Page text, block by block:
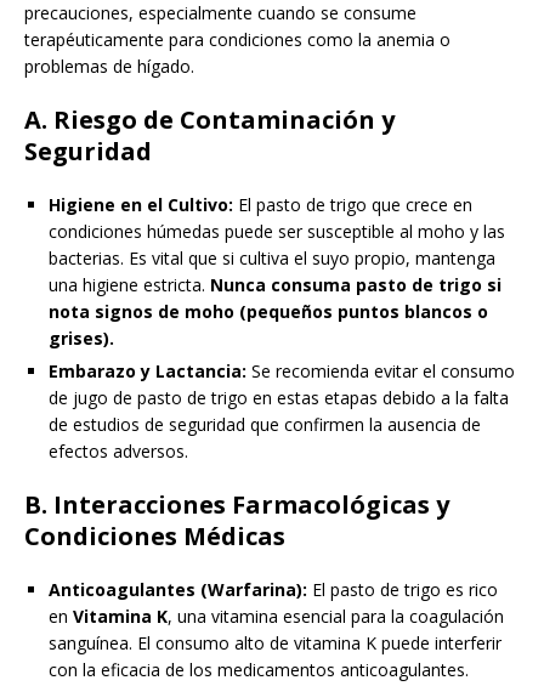
precauciones, especialmente cuando se consume
terapéuticamente para condiciones como la anemia o
problemas de hígado.
A. Riesgo de Contaminación y
Seguridad
Higiene en el Cultivo: El pasto de trigo que crece en
condiciones húmedas puede ser susceptible al moho y las
bacterias. Es vital que si cultiva el suyo propio, mantenga
una higiene estricta. Nunca consuma pasto de trigo si
nota signos de moho (pequeños puntos blancos o
grises).
Embarazo y Lactancia: Se recomienda evitar el consumo
de jugo de pasto de trigo en estas etapas debido a la falta
de estudios de seguridad que confirmen la ausencia de
efectos adversos.
B. Interacciones Farmacológicas y
Condiciones Médicas
Anticoagulantes (Warfarina): El pasto de trigo es rico
en Vitamina K, una vitamina esencial para la coagulación
sanguínea. El consumo alto de vitamina K puede interferir
con la eficacia de los medicamentos anticoagulantes.